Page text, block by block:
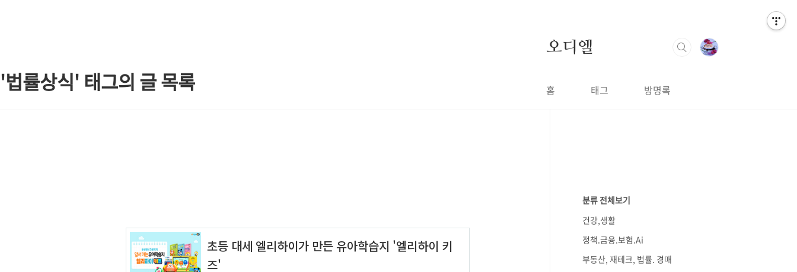
'법률상식' 태그의 글 목록
오디엘
홈 태그 방명록
분류 전체보기
건강,생활
정책.금융.보험.Ai
부동산, 재테크, 법률. 경매